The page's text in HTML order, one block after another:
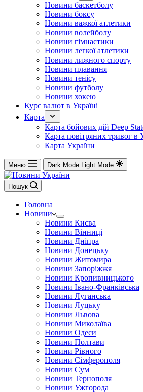
Новини баскетболу
Новини боксу
Новини важкої атлетики
Новини волейболу
Новини гімнастики
Новини легкої атлетики
Новини лижного спорту
Новини плавання
Новини тенісу
Новини футболу
Новини хокею
Курс валют в Україні
Карта
Карта бойових дій Deep
Карта повітряних тривог в
Карта України
Меню Dark Mode Light Mode
Пошук
Головна
Новини
Новини Києва
Новини Вінниці
Новини Дніпра
Новини Донецьку
Новини Житомира
Новини Запоріжжя
Новини Кропивницького
Новини Івано-Франківська
Новини Луганська
Новини Луцьку
Новини Львова
Новини Миколаїва
Новини Одеси
Новини Полтави
Новини Рівного
Новини Сімферополя
Новини Сум
Новини Тернополя
Новини Ужгорода